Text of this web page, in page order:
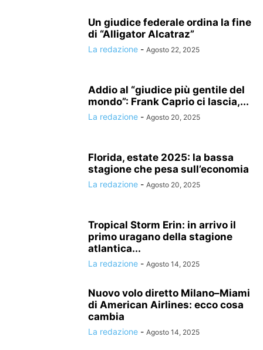
Un giudice federale ordina la fine
di “Alligator Alcatraz”
La redazione - Agosto 22, 2025
Addio al “giudice più gentile del
mondo”: Frank Caprio ci lascia,...
La redazione - Agosto 20, 2025
Florida, estate 2025: la bassa
stagione che pesa sull’economia
La redazione - Agosto 20, 2025
Tropical Storm Erin: in arrivo il
primo uragano della stagione
atlantica...
La redazione - Agosto 14, 2025
Nuovo volo diretto Milano–Miami
di American Airlines: ecco cosa
cambia
La redazione - Agosto 14, 2025